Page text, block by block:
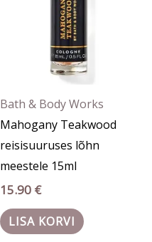
Bath & Body Works
Mahogany Teakwood
reisisuuruses lõhn
meestele 15ml
15.90 €
LISA KORVI